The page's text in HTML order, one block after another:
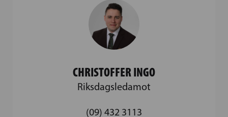
CHRISTOFFER INGO
Riksdagsledamot
(09) 432 3113